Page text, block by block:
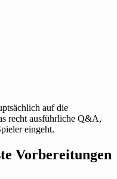
auf die
recht ausführliche Q&A,
eingeht.
Vorbereitungen